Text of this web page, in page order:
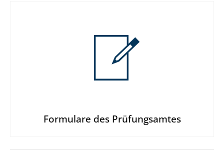
Formulare des Prüfungsamtes